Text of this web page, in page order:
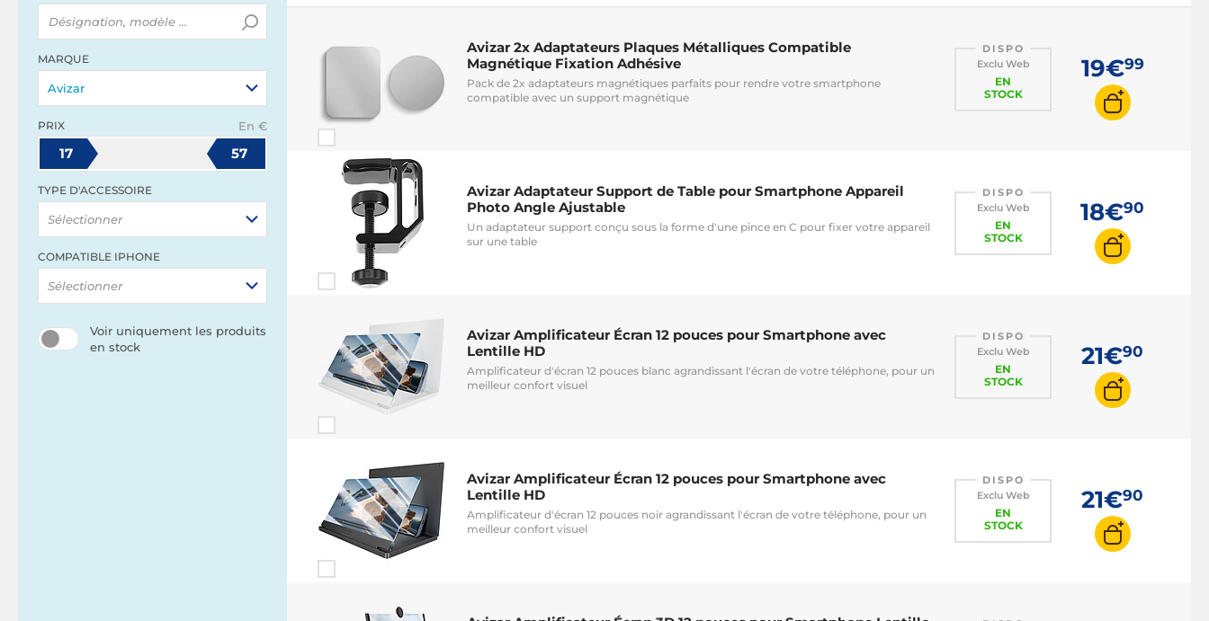
MARQUE
Avizar
PRIX En €
17 57
TYPE D'ACCESSOIRE
Sélectionner
COMPATIBLE IPHONE
Sélectionner
Voir uniquement les produits
en stock
Avizar 2x Adaptateurs Plaques Métalliques Compatible
Magnétique Fixation Adhésive
Pack de 2x adaptateurs magnétiques parfaits pour rendre votre smartphone
compatible avec un support magnétique
DISPO
Exclu Web
EN
STOCK
19€99
Avizar Adaptateur Support de Table pour Smartphone Appareil
Photo Angle Ajustable
Un adaptateur support conçu sous la forme d'une pince en C pour fixer votre appareil
sur une table
DISPO
Exclu Web
EN
STOCK
18€90
Avizar Amplificateur Écran 12 pouces pour Smartphone avec
Lentille HD
Amplificateur d'écran 12 pouces blanc agrandissant l'écran de votre téléphone, pour un
meilleur confort visuel
DISPO
Exclu Web
EN
STOCK
21€90
Avizar Amplificateur Écran 12 pouces pour Smartphone avec
Lentille HD
Amplificateur d'écran 12 pouces noir agrandissant l'écran de votre téléphone, pour un
meilleur confort visuel
DISPO
Exclu Web
EN
STOCK
21€90